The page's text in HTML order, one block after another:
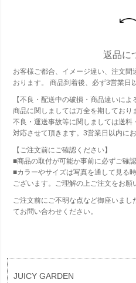
返品に
お客様ご都合、イメージ違い、注文
おります。 商品到着後、必ず3営業日
【不良・配送中の破損・商品違いによ
商品に関しましては万全を期してお
不良・運送事故等に関しましては送
対応させて頂きます。3営業日以内にお
【ご注文前にご確認ください】
■商品の取付が可能か事前に必ずご確認
■カラーやサイズは写真を通して見る
ございます。ご理解の上ご注文をお願
ご注文前にご不明な点など御座いま
てお問い合わせください。
JUICY GARDEN